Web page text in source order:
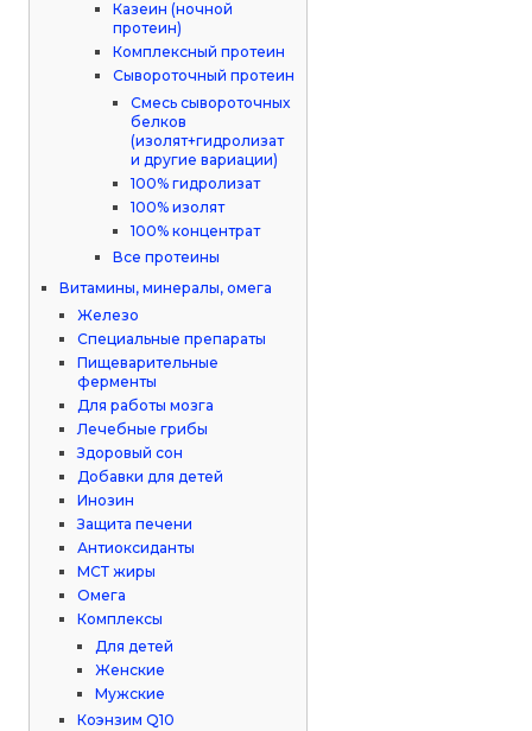
Казеин (ночной
протеин)
Комплексный протеин
Сывороточный протеин
Смесь сывороточных
белков
(изолят+гидролизат
и другие вариации)
100% гидролизат
100% изолят
100% концентрат
Все протеины
Витамины, минералы, омега
Железо
Специальные препараты
Пищеварительные
ферменты
Для работы мозга
Лечебные грибы
Здоровый сон
Добавки для детей
Инозин
Защита печени
Антиоксиданты
МСТ жиры
Омега
Комплексы
Для детей
Женские
Мужские
Коэнзим Q10